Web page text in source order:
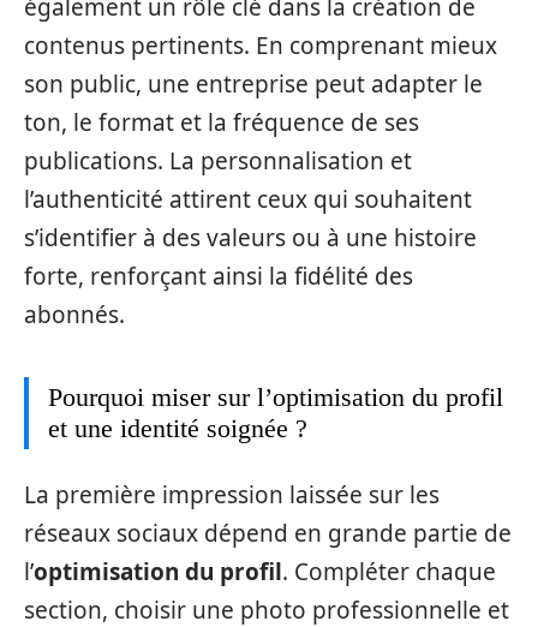
également un rôle clé dans la création de
contenus pertinents. En comprenant mieux
son public, une entreprise peut adapter le
ton, le format et la fréquence de ses
publications. La personnalisation et
l’authenticité attirent ceux qui souhaitent
s’identifier à des valeurs ou à une histoire
forte, renforçant ainsi la fidélité des
abonnés.
Pourquoi miser sur l’optimisation du profil
et une identité soignée ?
La première impression laissée sur les
réseaux sociaux dépend en grande partie de
l’optimisation du profil. Compléter chaque
section, choisir une photo professionnelle et